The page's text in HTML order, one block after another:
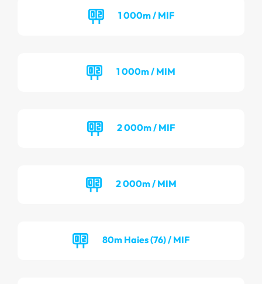
1 000m / MIF
1 000m / MIM
2 000m / MIF
2 000m / MIM
80m Haies (76) / MIF